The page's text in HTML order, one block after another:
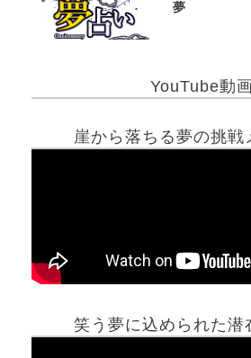
夢
YouTube動
崖から落ちる夢の挑戦
笑う夢に込められた潜